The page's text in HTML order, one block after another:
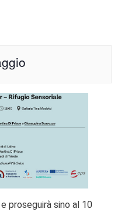
proseguirà sino al 10